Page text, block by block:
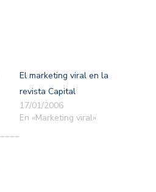
El marketing viral en la
revista Capital
17/01/2006
En «Marketing viral»